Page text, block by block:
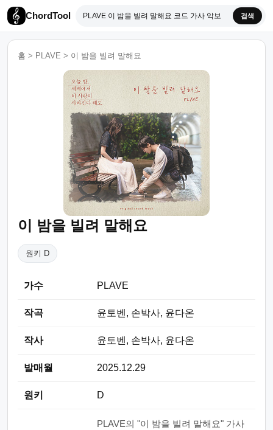
ChordTool 검색
홈 > PLAVE > 이 밤을 빌려 말해요
이 밤을 빌려 말해요
원키 D
가수 PLAVE
작곡 윤토벤, 손박사, 윤다온
작사 윤토벤, 손박사, 윤다온
발매월 2025.12.29
원키 D
PLAVE의 "이 밤을 빌려 말해요" 가사